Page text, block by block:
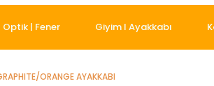
Optik | Fener Giyim I Ayakkabı
ORANGE AYAKKABI